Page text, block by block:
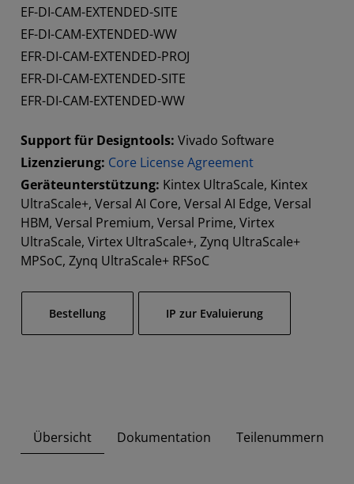
EF-DI-CAM-EXTENDED-SITE
EF-DI-CAM-EXTENDED-WW
EFR-DI-CAM-EXTENDED-PROJ
EFR-DI-CAM-EXTENDED-SITE
EFR-DI-CAM-EXTENDED-WW
Support für Designtools: Vivado Software
Lizenzierung: Core License Agreement
Geräteunterstützung: Kintex UltraScale, Kintex
UltraScale+, Versal AI Core, Versal AI Edge, Versal
HBM, Versal Premium, Versal Prime, Virtex
UltraScale, Virtex UltraScale+, Zynq UltraScale+
MPSoC, Zynq UltraScale+ RFSoC
Bestellung​ IP zur Evaluierung
Übersicht Dokumentation Teilenummern